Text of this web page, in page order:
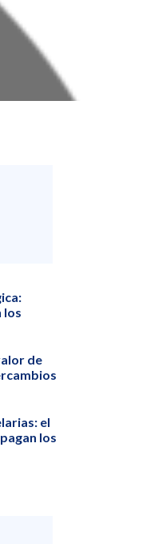
los
de
el
los